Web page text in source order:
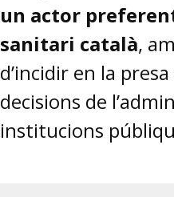
un actor
sanitari català,
d’incidir en la presa
decisions de
institucions